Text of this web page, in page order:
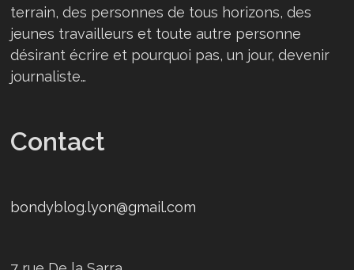
terrain, des personnes de tous horizons, des
jeunes travailleurs et toute autre personne
désirant écrire et pourquoi pas, un jour, devenir
journaliste…
Contact
bondyblog.lyon@gmail.com